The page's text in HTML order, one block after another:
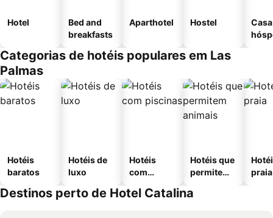
Hotel
Bed and
breakfasts
Aparthotel Hostel
Categorias de hotéis populares em Las
Palmas
Hotéis
baratos
Hotéis de
luxo
Hotéis
com
Hotéis que
permitem
praia
Destinos perto de Hotel Catalina